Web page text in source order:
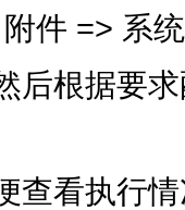
件 => 系
后根据要
查看执行